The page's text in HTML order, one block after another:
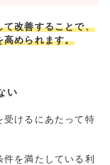
て改善することで、
高められます。
い
受けるにあたって特
を満たしている利